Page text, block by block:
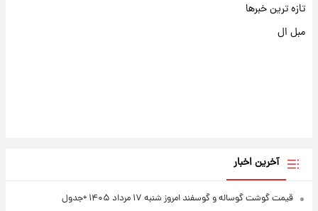
تازه ترین خبرها
مبل ال
آخرین اخبار
قیمت گوشت گوساله و گوسفند امروز شنبه ۱۷ مرداد ۱۴۰۵ +جدول